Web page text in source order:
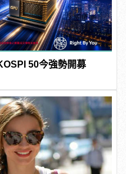
50今強勢開募